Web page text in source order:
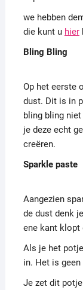
we hebben
die kunt u hier
Bling Bling
Op het eerste
dust. Dit is in
bling bling
je deze echt
creëren.
Sparkle paste
Aangezien
de dust denk
ene kant klopt
Als je het
in. Het is geen
Je zet dit